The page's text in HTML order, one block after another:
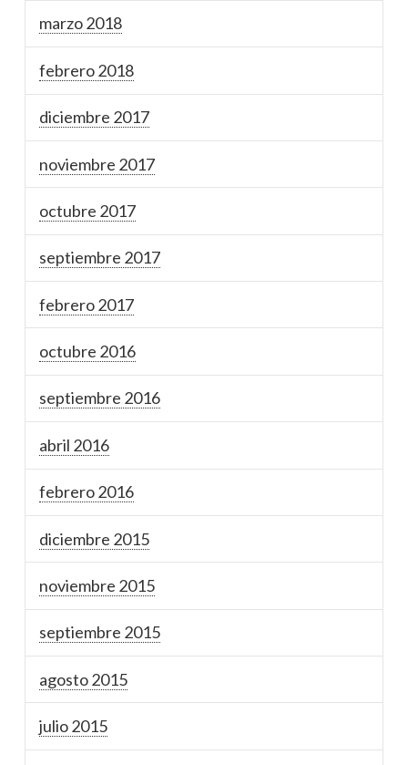
marzo 2018
febrero 2018
diciembre 2017
noviembre 2017
octubre 2017
septiembre 2017
febrero 2017
octubre 2016
septiembre 2016
abril 2016
febrero 2016
diciembre 2015
noviembre 2015
septiembre 2015
agosto 2015
julio 2015